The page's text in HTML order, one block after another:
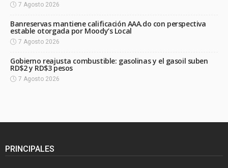
7 Agosto 2026
Banreservas mantiene calificación AAA.do con perspectiva
estable otorgada por Moody’s Local
7 Agosto 2026
Gobierno reajusta combustible: gasolinas y el gasoil suben
RD$2 y RD$3 pesos
7 Agosto 2026
PRINCIPALES